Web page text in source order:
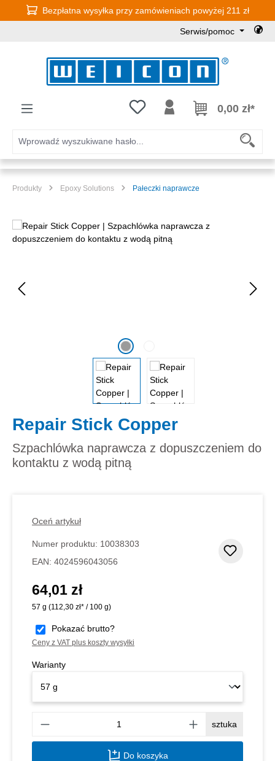
Przejdź do głównej zawartości
Bezpłatna wysyłka przy zamówieniach powyżej 211 zł
Serwis/pomoc
Masz 0 przedmioty na liście
0,00 zł*
Produkty Epoxy Solutions Pałeczki naprawcze
Pomiń galerię zdjęć
Repair Stick Copper
Szpachlówka naprawcza z dopuszczeniem do
kontaktu z wodą pitną
Oceń artykuł
Numer produktu: 10038303
EAN: 4024596043056
Cena regularna:
64,01 zł
57 g (112,30 zł* / 100 g)
Pokazać brutto?
Ceny z VAT plus koszty wysyłki
Warianty
sztuka
Do koszyka